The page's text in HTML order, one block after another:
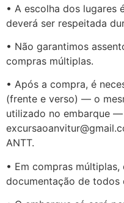
• A escolha dos lugares
deverá ser respeitada
• Não garantimos
compras múltiplas.
• Após a compra, é
(frente e verso) — o
utilizado no embarque
ANTT.
• Em compras
documentação de todos